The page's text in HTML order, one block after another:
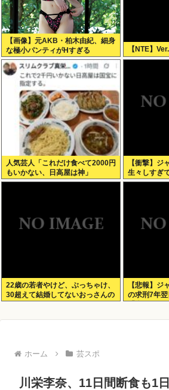
【画像】元AKB・柏木由紀、細身
な極小パンティがHすぎる
【NTE】
人気芸人「これだけ食べて2000円
もいかない、日高屋は神」
【衝撃】ジ
生々しすぎ
ルwww
22歳の若者やけど、ぶっちゃけ、
30超えて結婚してないおっさんの
【悲報】ジ
の求刑7年
ホーム 芸スポ
川栄李奈、11日間断食も1